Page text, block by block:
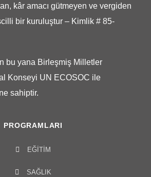
kâr amacı gütmeyen ve vergiden
bir kuruluştur – Kimlik # 85-
bu yana Birleşmiş Milletler
Konseyi UN ECOSOC ile
sahiptir.
PROGRAMLARI
EĞITIM
SAĞLIK